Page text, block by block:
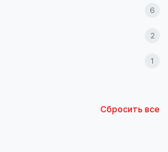
6
2
1
Сбросить все